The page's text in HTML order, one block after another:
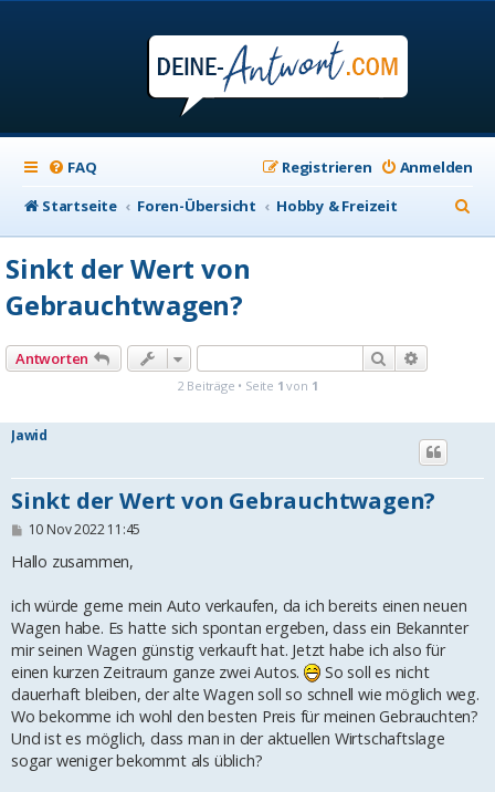
FAQ Anmelden
Registrieren
Startseite
Foren-Übersicht Hobby & Freizeit
u
Sinkt der Wert von
Gebrauchtwagen?
Antworten Suche
2 Beiträge • Seite 1 von 1
Jawid
Sinkt der Wert von Gebrauchtwagen?
B
i
a
g
10 Nov 2022 11:45
Hallo zusammen,
ich würde gerne mein Auto verkaufen, da ich bereits einen neuen
Wagen habe. Es hatte sich spontan ergeben, dass ein Bekannter
mir seinen Wagen günstig verkauft hat. Jetzt habe ich also für
einen kurzen Zeitraum ganze zwei Autos.
So soll es nicht
dauerhaft bleiben, der alte Wagen soll so schnell wie möglich weg.
Wo bekomme ich wohl den besten Preis für meinen Gebrauchten?
Und ist es möglich, dass man in der aktuellen Wirtschaftslage
sogar weniger bekommt als üblich?